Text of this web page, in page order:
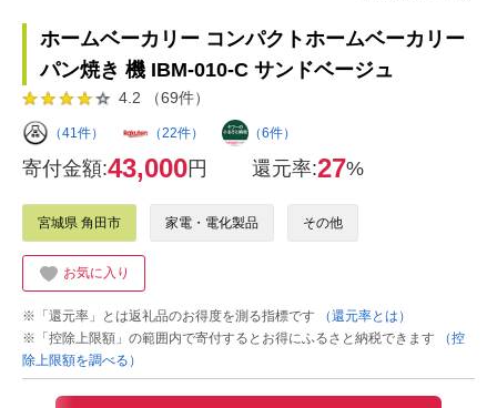
ホームベーカリー コンパクトホームベーカリー
パン焼き 機 IBM-010-C サンドベージュ
4.2 （69件）
（41件） （22件） （6件）
寄付金額:43,000円 還元率:27%
宮城県 角田市 家電・電化製品 その他
お気に入り
※「還元率」とは返礼品のお得度を測る指標です
（還元率とは）
※「控除上限額」の範囲内で寄付するとお得にふるさと納税できます
（控
除上限額を調べる）